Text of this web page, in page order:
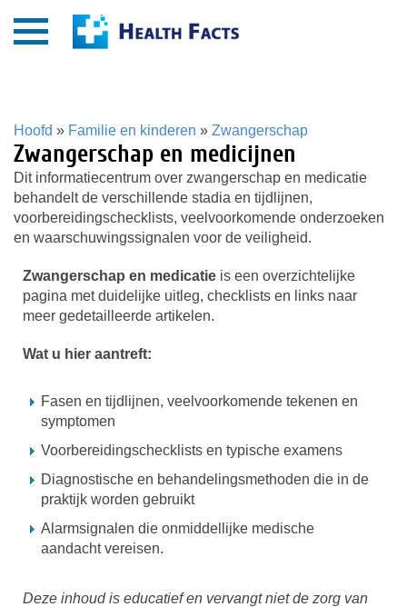
Hoofd » Familie en kinderen » Zwangerschap
Zwangerschap en medicijnen
Dit informatiecentrum over zwangerschap en medicatie
behandelt de verschillende stadia en tijdlijnen,
voorbereidingschecklists, veelvoorkomende onderzoeken
en waarschuwingssignalen voor de veiligheid.
Zwangerschap en medicatie is een overzichtelijke
pagina met duidelijke uitleg, checklists en links naar
meer gedetailleerde artikelen.
Wat u hier aantreft:
Fasen en tijdlijnen, veelvoorkomende tekenen en
symptomen
Voorbereidingschecklists en typische examens
Diagnostische en behandelingsmethoden die in de
praktijk worden gebruikt
Alarmsignalen die onmiddellijke medische
aandacht vereisen.
Deze inhoud is educatief en vervangt niet de zorg van